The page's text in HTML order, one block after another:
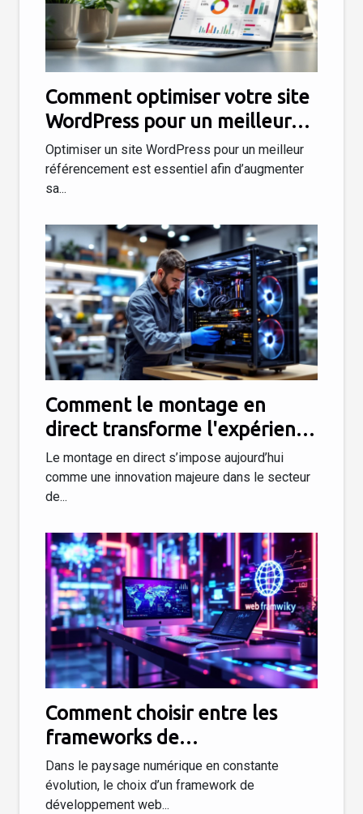
Comment optimiser votre site
WordPress pour un meilleur
référencement ?
Optimiser un site WordPress pour un meilleur
référencement est essentiel afin d’augmenter
sa...
Comment le montage en
direct transforme l'expérience
d'achat de PC ?
Le montage en direct s’impose aujourd’hui
comme une innovation majeure dans le secteur
de...
Comment choisir entre les
frameworks de
développement web les plus
populaires en 2025 ?
Dans le paysage numérique en constante
évolution, le choix d’un framework de
développement web...